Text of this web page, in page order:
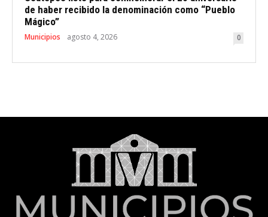
de haber recibido la denominación como “Pueblo
Mágico”
Municipios agosto 4, 2026 0